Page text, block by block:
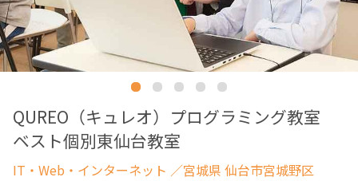
QUREO（キュレオ）プログラミング教室
ベスト個別東仙台教室
IT・Web・インターネット ／宮城県 仙台市宮城野区